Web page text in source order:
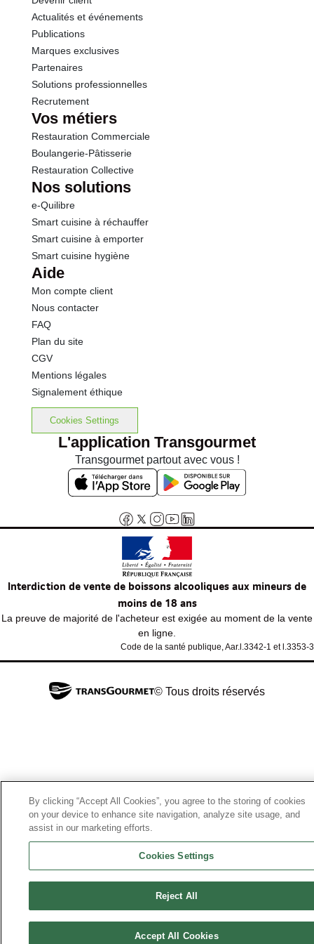
Actualités et événements
Publications
Marques exclusives
Partenaires
Solutions professionnelles
Recrutement
Vos métiers
Restauration Commerciale
Boulangerie-Pâtisserie
Restauration Collective
Nos solutions
e-Quilibre
Smart cuisine à réchauffer
Smart cuisine à emporter
Smart cuisine hygiène
Aide
Mon compte client
Nous contacter
FAQ
Plan du site
CGV
Mentions légales
Signalement éthique
Cookies Settings
L'application Transgourmet
Transgourmet partout avec vous !
Interdiction de vente de boissons alcooliques aux mineurs de
moins de 18 ans
La preuve de majorité de l'acheteur est exigée au moment de la vente
en ligne.
Code de la santé publique, Aar.l.3342-1 et l.3353-3
© Tous droits réservés
By clicking “Accept All Cookies”, you agree to the storing of cookies
on your device to enhance site navigation, analyze site usage, and
assist in our marketing efforts.
Cookies Settings
Reject All
Accept All Cookies